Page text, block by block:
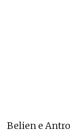
Belien e